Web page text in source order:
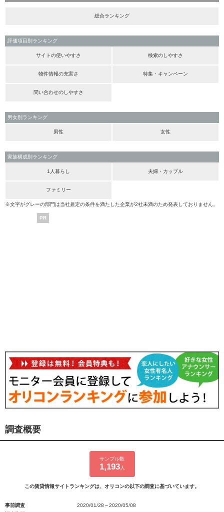
総合ランキング
評価項目別ランキング
サイトの使いやすさ 検索のしやすさ
物件情報の充実さ 特集・キャンペーン
問い合わせのしやすさ
男女別ランキング
男性 女性
家族構成別ランキング
1人暮らし 夫婦・カップル
ファミリー
※文字がグレーの部門は当社規定の条件を満たした企業が2社未満のため発表しておりません。
PR
調査概要
サンプル数
1,193人
この賃貸情報サイトランキングは、オリコンの以下の調査に基づいています。
事前調査
2020/01/28～2020/05/08